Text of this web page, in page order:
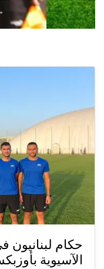
حكام لبنانيون
الآسيوية